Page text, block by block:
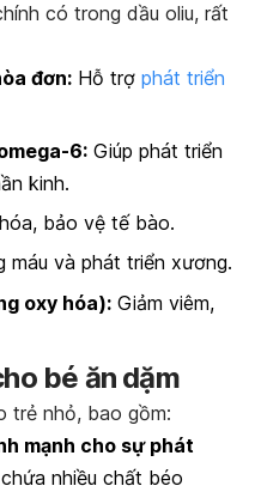
có trong dầu oliu, rất
đơn: Hỗ trợ phát triển
6: Giúp phát triển
kinh.
bảo vệ tế bào.
máu và phát triển xương.
oxy hóa): Giảm viêm,
bé ăn dặm
trẻ nhỏ, bao gồm:
mạnh cho sự phát
nhiều chất béo